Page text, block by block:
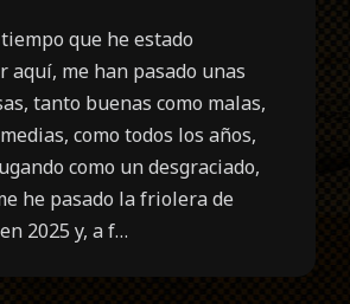
que he estado
aquí, me han pasado unas
tanto buenas como malas,
como todos los años,
como un desgraciado,
he pasado la friolera de
2025 y, a f…